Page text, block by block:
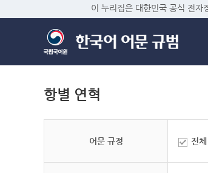
이 누리집은 대한민국 공식 전자
항별 연혁
어문 규정 전체